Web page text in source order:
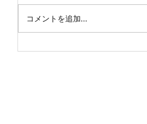
夏の朝の贈り物
コメントを追加…